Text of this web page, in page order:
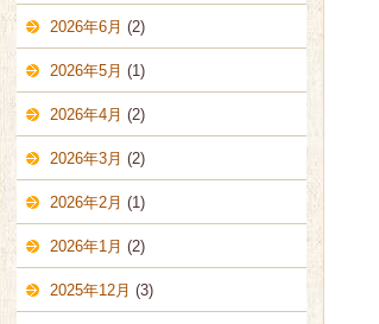
2026年6月 (2)
2026年5月 (1)
2026年4月 (2)
2026年3月 (2)
2026年2月 (1)
2026年1月 (2)
2025年12月 (3)